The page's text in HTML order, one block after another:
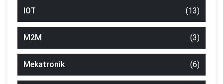
IOT (13)
M2M (3)
Mekatronik (6)